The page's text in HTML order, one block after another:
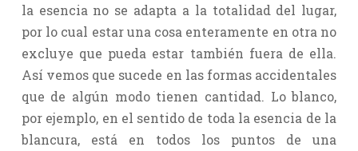
la esencia no se adapta a la totalidad del lugar,
por lo cual estar una cosa enteramente en otra no
excluye que pueda estar también fuera de ella.
Así vemos que sucede en las formas accidentales
que de algún modo tienen cantidad. Lo blanco,
por ejemplo, en el sentido de toda la esencia de la
blancura, está en todos los puntos de una